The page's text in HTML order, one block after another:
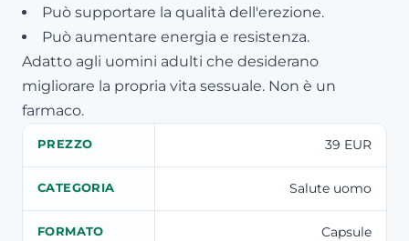
Può supportare la qualità dell'erezione.
Può aumentare energia e resistenza.
Adatto agli uomini adulti che desiderano
migliorare la propria vita sessuale. Non è un
farmaco.
PREZZO 39 EUR
CATEGORIA Salute uomo
FORMATO Capsule